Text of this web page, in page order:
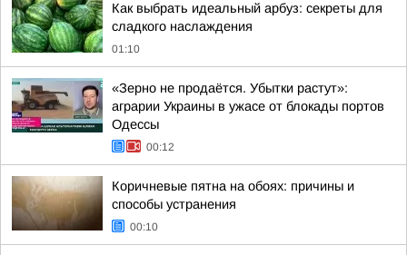
Как выбрать идеальный арбуз: секреты для
сладкого наслаждения
01:10
«Зерно не продаётся. Убытки растут»:
аграрии Украины в ужасе от блокады портов
Одессы
00:12
Коричневые пятна на обоях: причины и
способы устранения
00:10